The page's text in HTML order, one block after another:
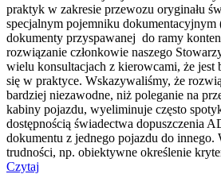
praktyk w zakresie przewozu oryginału
specjalnym pojemniku dokumentacyjnym
dokumenty przyspawanej do ramy
rozwiązanie członkowie naszego
wielu konsultacjach z kierowcami, że jest
się w praktyce. Wskazywaliśmy, że
bardziej niezawodne, niż poleganie na
kabiny pojazdu, wyeliminuje często
dostępnością świadectwa dopuszczenia
dokumentu z jednego pojazdu do innego.
trudności, np. obiektywne określenie
Czytaj